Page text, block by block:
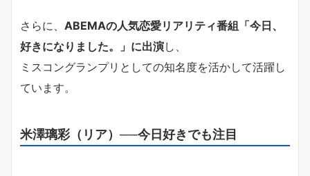
さらに、 ABEMAの人気恋愛リアリティ番組「今日、
好きになりました。」に出演し、
ミスコングランプリとしての知名度を活かして活躍し
ています。
米澤璃彩（リア）──今日好きでも注目